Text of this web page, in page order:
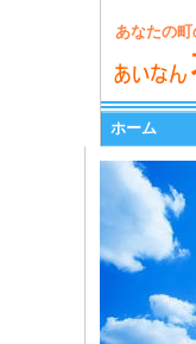
あなたの
ホーム